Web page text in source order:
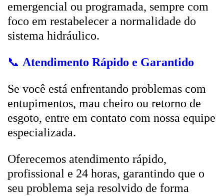
emergencial ou programada, sempre com
foco em restabelecer a normalidade do
sistema hidráulico.
📞 Atendimento Rápido e Garantido
Se você está enfrentando problemas com
entupimentos, mau cheiro ou retorno de
esgoto, entre em contato com nossa equipe
especializada.
Oferecemos atendimento rápido,
profissional e 24 horas, garantindo que o
seu problema seja resolvido de forma